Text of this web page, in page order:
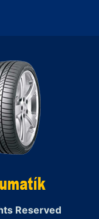
Reserved